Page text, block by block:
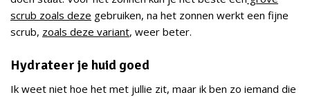
scrub zoals deze gebruiken, na het zonnen werkt een fijne
scrub, zoals deze variant, weer beter.
Hydrateer je huid goed
Ik weet niet hoe het met jullie zit, maar ik ben zo iemand die